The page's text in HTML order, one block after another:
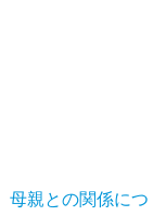
母親との関係につ